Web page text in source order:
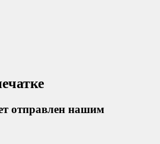
отправлен нашим